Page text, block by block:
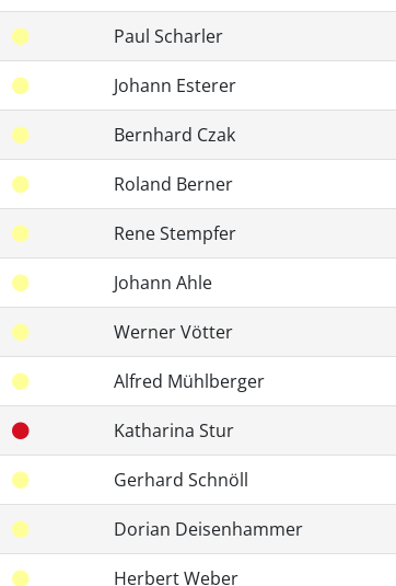
Paul Scharler
Johann Esterer
Bernhard Czak
Roland Berner
Rene Stempfer
Johann Ahle
Werner Vötter
Alfred Mühlberger
Katharina Stur
Gerhard Schnöll
Dorian Deisenhammer
Herbert Weber